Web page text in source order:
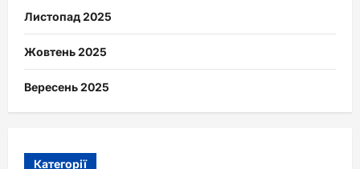
Листопад 2025
Жовтень 2025
Вересень 2025
Категорії